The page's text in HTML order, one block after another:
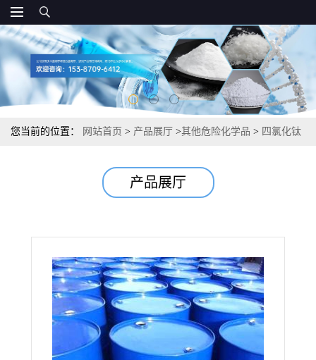
您当前的位置： 网站首页 > 产品展厅 >其他危险化学品 > 四氯化钛
产品展厅